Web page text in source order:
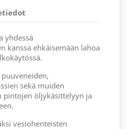
yhdessä
kanssa ehkäisemään lahoa
sekä muiden
pintojen öljykäsittelyyn ja
vesiohenteisten